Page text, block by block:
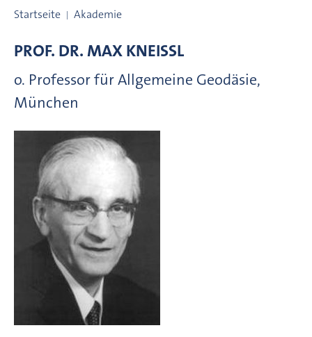
Startseite Akademie
PROF. DR.MAXKNEISSL
o. Professor für Allgemeine Geodäsie,
München